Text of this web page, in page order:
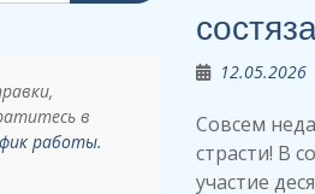
12.05.2026
Совсем
страсти! В
участие
в
работы.